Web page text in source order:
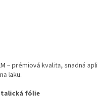
– prémiová kvalita, snadná
laku.
fólie